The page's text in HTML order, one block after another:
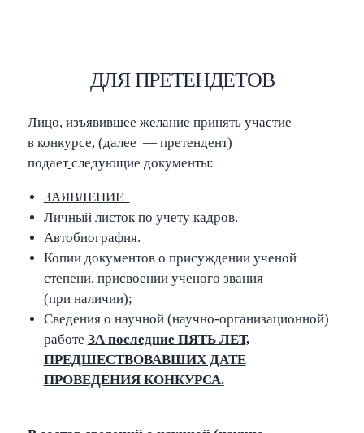
ДЛЯ ПРЕТЕНДЕТОВ
Лицо, изъявившее желание принять участие
в конкурсе, (далее — претендент)
подает следующие документы:
ЗАЯВЛЕНИЕ
Личный листок по учету кадров.
Автобиография.
Копии документов о присуждении ученой
степени, присвоении ученого звания
(при наличии);
Сведения о научной (научно-организационной)
работе ЗА последние ПЯТЬ ЛЕТ,
ПРЕДШЕСТВОВАВШИХ ДАТЕ
ПРОВЕДЕНИЯ КОНКУРСА.